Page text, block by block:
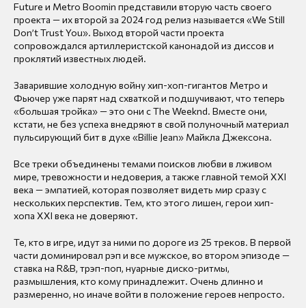
Future и Metro Boomin представили вторую часть своего
проекта — их второй за 2024 год релиз называется «We Still
Don’t Trust You». Выход второй части проекта
сопровождался артиллеристской канонадой из диссов и
проклятий известных людей.
Заварившие холодную войну хип-хоп-гигантов Метро и
Фьючер уже парят над схваткой и подшучивают, что теперь
«большая тройка» — это они с The Weeknd. Вместе они,
кстати, не без успеха внедряют в свой полуночный материал
пульсирующий бит в духе «Billie Jean» Майкла Джексона.
Все треки объединены темами поисков любви в лживом
мире, тревожности и недоверия, а также главной темой XXI
века — эмпатией, которая позволяет видеть мир сразу с
нескольких перспектив. Тем, кто этого лишен, герои хип-
хопа XXI века не доверяют.
Те, кто в игре, идут за ними по дороге из 25 треков. В первой
части доминировал рэп и все мужское, во втором эпизоде —
ставка на R&B, трэп-поп, нуарные диско-ритмы,
размышления, кто кому принадлежит. Очень длинно и
размеренно, но иначе войти в положение героев непросто.